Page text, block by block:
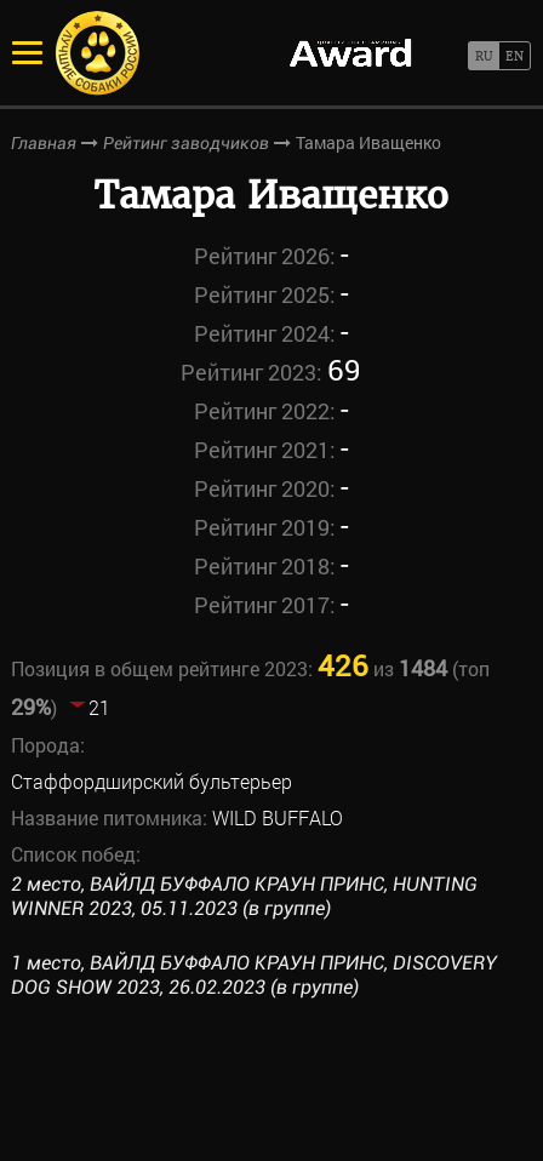
Главная Рейтинг заводчиков Тамара Иващенко
Тамара Иващенко
Рейтинг 2026: -
Рейтинг 2025: -
Рейтинг 2024: -
Рейтинг 2023: 69
Рейтинг 2022: -
Рейтинг 2021: -
Рейтинг 2020: -
Рейтинг 2019: -
Рейтинг 2018: -
Рейтинг 2017: -
Позиция в общем рейтинге 2023: 426из 1484(топ
29%)
21
Порода:
Стаффордширский бультерьер
Название питомника: WILD BUFFALO
Список побед:
2 место, ВАЙЛД БУФФАЛО КРАУН ПРИНС, HUNTING
WINNER 2023, 05.11.2023 (в группе)
1 место, ВАЙЛД БУФФАЛО КРАУН ПРИНС, DISCOVERY
DOG SHOW 2023, 26.02.2023 (в группе)